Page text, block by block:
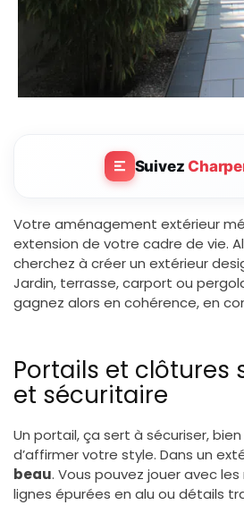
Suivez
Votre aménagement extérieur
extension de votre cadre de vie.
cherchez à créer un extérieur
Jardin, terrasse, carport ou
gagnez alors en cohérence, en
Portails et clôtures
et sécuritaire
Un portail, ça sert à sécuriser,
d’affirmer votre style. Dans un
beau. Vous pouvez jouer avec
lignes épurées en alu ou détails